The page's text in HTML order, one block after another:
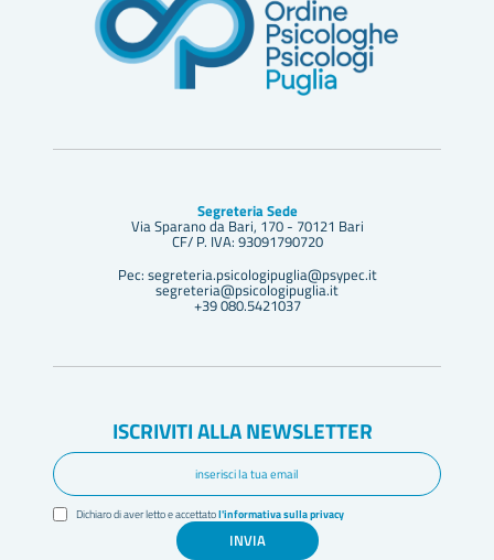
Segreteria Sede
Via Sparano da Bari, 170 - 70121 Bari
CF/ P. IVA: 93091790720
Pec: segreteria.psicologipuglia@psypec.it
segreteria@psicologipuglia.it
+39 080.5421037
ISCRIVITI ALLA NEWSLETTER
Dichiaro di aver letto e accettatol'informativa sulla privacy
INVIA